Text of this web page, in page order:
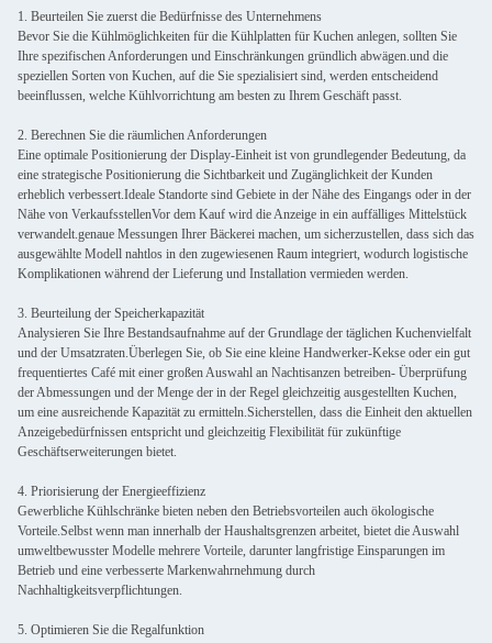
1. Beurteilen Sie zuerst die Bedürfnisse des Unternehmens
Bevor Sie die Kühlmöglichkeiten für die Kühlplatten für Kuchen anlegen, sollten Sie
Ihre spezifischen Anforderungen und Einschränkungen gründlich abwägen.und die
speziellen Sorten von Kuchen, auf die Sie spezialisiert sind, werden entscheidend
beeinflussen, welche Kühlvorrichtung am besten zu Ihrem Geschäft passt.
2. Berechnen Sie die räumlichen Anforderungen
Eine optimale Positionierung der Display-Einheit ist von grundlegender Bedeutung, da
eine strategische Positionierung die Sichtbarkeit und Zugänglichkeit der Kunden
erheblich verbessert.Ideale Standorte sind Gebiete in der Nähe des Eingangs oder in der
Nähe von VerkaufsstellenVor dem Kauf wird die Anzeige in ein auffälliges Mittelstück
verwandelt.genaue Messungen Ihrer Bäckerei machen, um sicherzustellen, dass sich das
ausgewählte Modell nahtlos in den zugewiesenen Raum integriert, wodurch logistische
Komplikationen während der Lieferung und Installation vermieden werden.
3. Beurteilung der Speicherkapazität
Analysieren Sie Ihre Bestandsaufnahme auf der Grundlage der täglichen Kuchenvielfalt
und der Umsatzraten.Überlegen Sie, ob Sie eine kleine Handwerker-Kekse oder ein gut
frequentiertes Café mit einer großen Auswahl an Nachtisanzen betreiben- Überprüfung
der Abmessungen und der Menge der in der Regel gleichzeitig ausgestellten Kuchen,
um eine ausreichende Kapazität zu ermitteln.Sicherstellen, dass die Einheit den aktuellen
Anzeigebedürfnissen entspricht und gleichzeitig Flexibilität für zukünftige
Geschäftserweiterungen bietet.
4. Priorisierung der Energieeffizienz
Gewerbliche Kühlschränke bieten neben den Betriebsvorteilen auch ökologische
Vorteile.Selbst wenn man innerhalb der Haushaltsgrenzen arbeitet, bietet die Auswahl
umweltbewusster Modelle mehrere Vorteile, darunter langfristige Einsparungen im
Betrieb und eine verbesserte Markenwahrnehmung durch
Nachhaltigkeitsverpflichtungen.
5. Optimieren Sie die Regalfunktion